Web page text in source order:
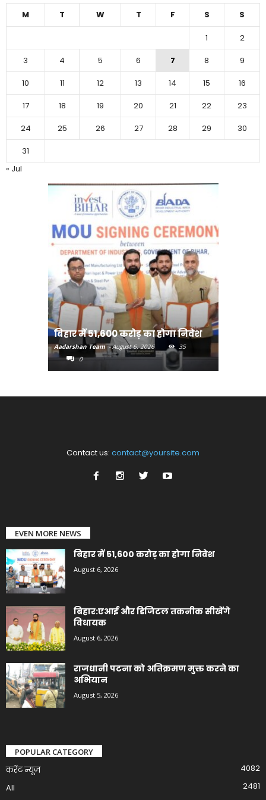
M T W T F S S
1
2
3
4 5 6 7 8
9
10
11 12 13 14 15
16
17
18 19 20 21 22
23
24
25 26 27 28 29
30
31
« Jul
बिहार में 51,600 करोड़ का होगा निवेश
Aadarshan Team - August 6, 2026
35
0
Contact us: contact@yoursite.com
EVEN MORE NEWS
बिहार में 51,600 करोड़ का होगा निवेश
August 6, 2026
बिहार:एआई और डिजिटल तकनीक सीखेंगे
विधायक
August 6, 2026
राजधानी पटना को अतिक्रमण मुक्त करने का
अभियान
August 5, 2026
POPULAR CATEGORY
करेंट न्यूज़
4082
All
2481